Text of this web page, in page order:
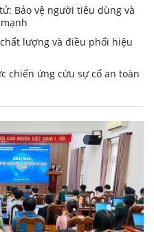
Bảo vệ người tiêu dùng và
lượng và điều phối hiệu
chiến ứng cứu sự cố an toàn